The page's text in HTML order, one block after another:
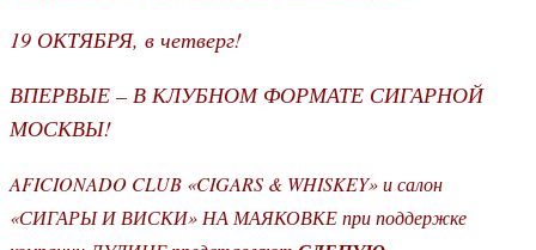
19 ОКТЯБРЯ, в четверг!
ВПЕРВЫЕ – В КЛУБНОМ ФОРМАТЕ СИГАРНОЙ
МОСКВЫ!
AFICIONADO CLUB «CIGARS & WHISKEY» и салон
«СИГАРЫ И ВИСКИ» НА МАЯКОВКЕ при поддержке